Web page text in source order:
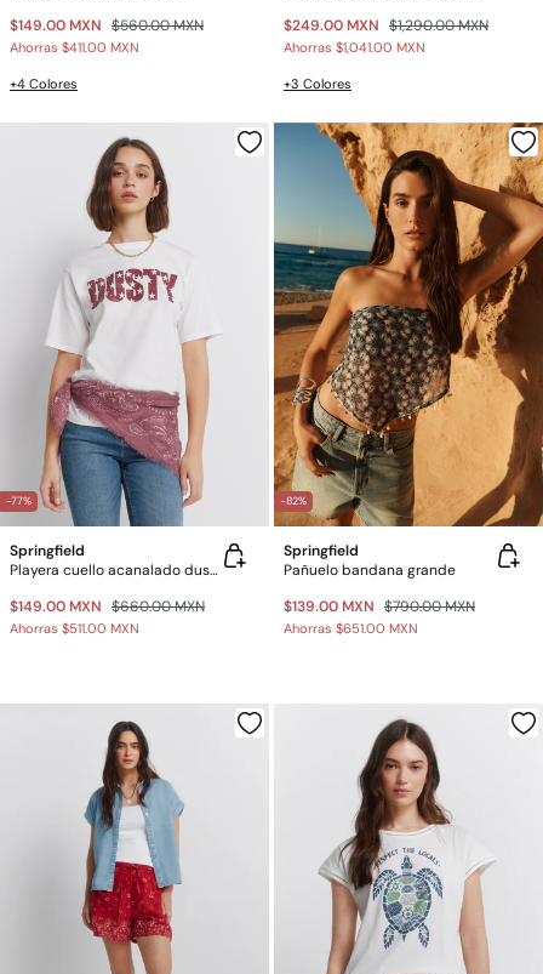
$149.00 MXN $560.00 MXN
Ahorras $411.00 MXN
+4 Colores
$249.00 MXN $1,290.00 MXN
Ahorras $1,041.00 MXN
+3 Colores
-77%
Springfield
Playera cuello acanalado dusty
$149.00 MXN $660.00 MXN
Ahorras $511.00 MXN
-82%
Springfield
Pañuelo bandana grande
$139.00 MXN $790.00 MXN
Ahorras $651.00 MXN